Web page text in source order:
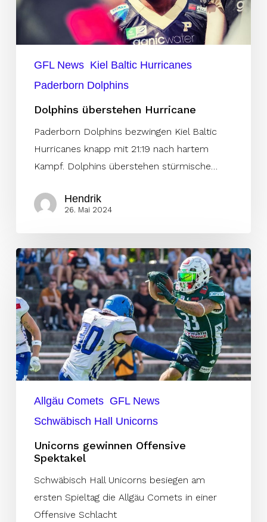
GFL News Kiel Baltic Hurricanes
Paderborn Dolphins
Dolphins überstehen Hurricane
Paderborn Dolphins bezwingen Kiel Baltic
Hurricanes knapp mit 21:19 nach hartem
Kampf. Dolphins überstehen stürmische…
Hendrik
26. Mai 2024
Unicorns
gewinnen
Offensive
Spektakel
Allgäu Comets GFL News
Schwäbisch Hall Unicorns
Unicorns gewinnen Offensive
Spektakel
Schwäbisch Hall Unicorns besiegen am
ersten Spieltag die Allgäu Comets in einer
Offensive Schlacht